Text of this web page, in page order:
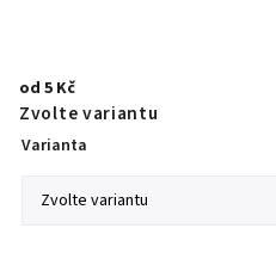
od 5 Kč
Zvolte variantu
Varianta